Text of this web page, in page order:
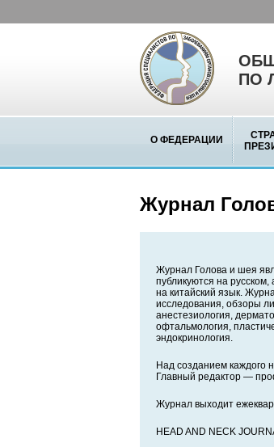
ПО
О ФЕДЕРАЦИИ
Журнал
Журнал Голова и шея
публикуются на
на китайский язык.
исследования, обзоры
анестезиология,
офтальмология,
эндокринология.
Над созданием каждого
Главный редактор —
Журнал выходит
HEAD AND NECK